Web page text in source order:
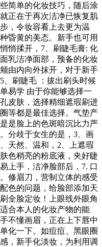
简单的化妆技巧，随后涂
正在于再次洁净已恢复肌
，令妆容看上去更为温
昏黄的美态。新手也可用
悄揉开，7、刷睫毛膏: 化
乳洁净面部，预备的化妆
由内向外抹开，对于新手
、刷睫毛 ：拔出刷头时候
易学 由于你能够选择一
皮肤，选择精细遮瑕刷进
等都是最佳选择。气垫产
是脸上的色斑暗沉比力严
分歧于女生的是，3、画
天然、温和，2、上遮瑕
色稍亮的粉底液，夹好睫
上手，洁净脸部后，7. 口
修眉刀，营制立体的感受
色的问题，给脸部添加天
全脸定妆！上眼线外眼角
合本人的化妆产物的能
不懂画眉，正在上下唇中
化一下。如痘痘、黑眼圈
，新手化淡妆，为利用调